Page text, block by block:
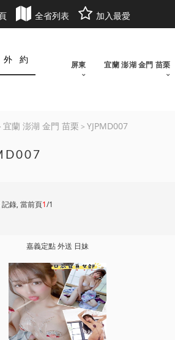
全省列表 加入最愛
約
屏東 宜蘭 澎湖 金門 苗栗
宜蘭 澎湖 金門 苗栗 > YJPMD007
錄, 當前頁1/1
嘉義定點 外送 日妹